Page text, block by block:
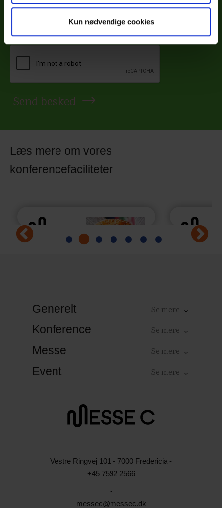
Kun nødvendige cookies
Send besked
Læs mere om vores
konferencefaciliteter
på smagsoplevelser
Kontakt os
Generelt
Konference
Messe
Event
Vestre Ringvej 101 - 7000 Fredericia -
+45 7592 2566
-
messec@messec.dk